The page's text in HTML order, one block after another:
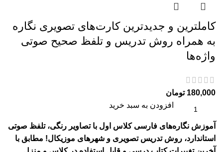
کاملترین و جدیدترین کارت‌های تصویری نگاره
به همراه روش تدریس و تلفظ صحیح صوتی
واژه‌ها
180,000 تومان
افزودن به سبد خرید
آموزش نگاره‌های فارسی کلاس اول با تصاویر رنگی، تلفظ صوتی
استاندارد، روش تدریس تصویری و شهرهای موزیکال! مطابق با